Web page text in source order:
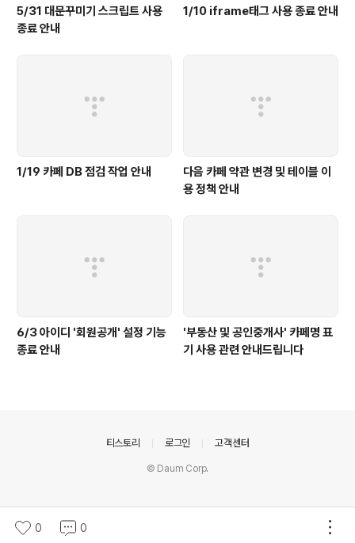
5/31 대문꾸미기 스크립트 사용
종료 안내
1/10 iframe태그 사용 종료 안내
1/19 카페 DB 점검 작업 안내
다음 카페 약관 변경 및 테이블 이
용 정책 안내
6/3 아이디 '회원공개' 설정 기능
종료 안내
'부동산 및 공인중개사' 카페명 표
기 사용 관련 안내드립니다
0 0
티스토리 로그인 고객센터
© Daum Corp.